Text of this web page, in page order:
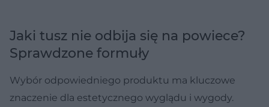
Jaki tusz nie odbija się na powiece?
Sprawdzone formuły
Wybór odpowiedniego produktu ma kluczowe
znaczenie dla estetycznego wyglądu i wygody.